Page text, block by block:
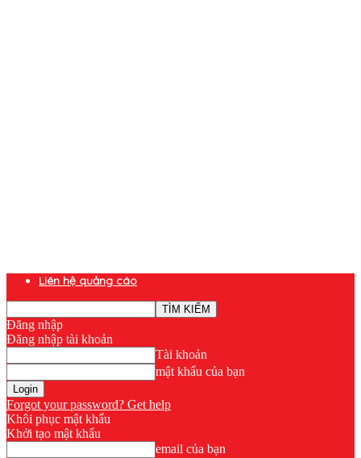
Liên hệ quảng cáo
Đăng nhập
Đăng nhập tài khoản
Tài khoản
mật khẩu của bạn
Forgot your password? Get help
Khôi phục mật khẩu
Khởi tạo mật khẩu
email của bạn